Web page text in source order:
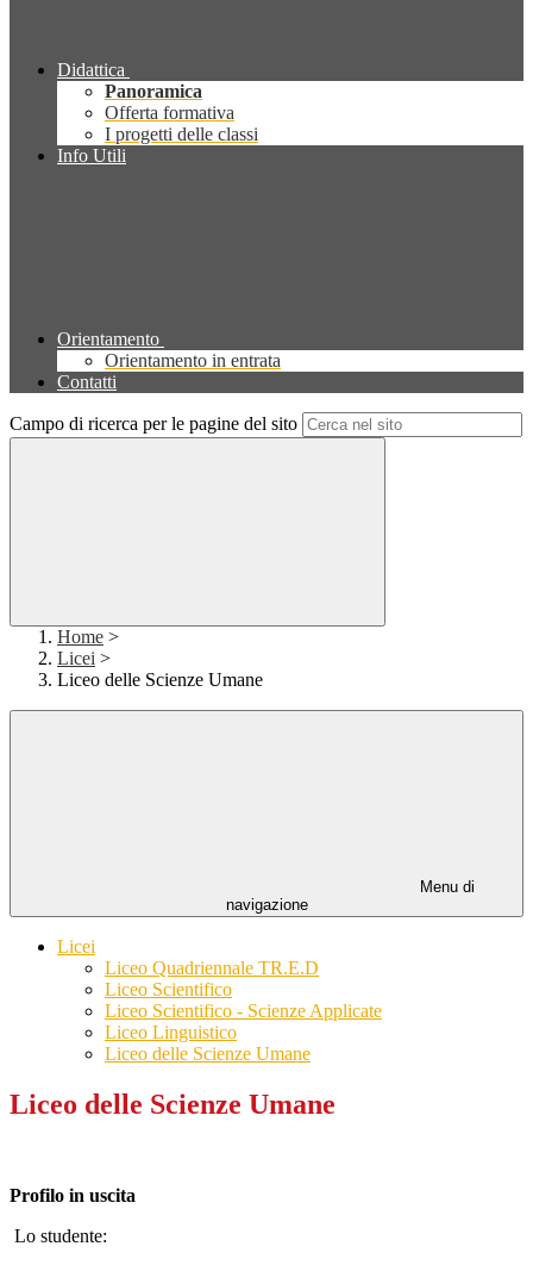
Didattica
Panoramica
Offerta formativa
I progetti delle classi
Info Utili
Orientamento
Orientamento in entrata
Contatti
Campo di ricerca per le pagine del sito
Home >
Licei >
Liceo delle Scienze Umane
Menu di
navigazione
Licei
Liceo Quadriennale TR.E.D
Liceo Scientifico
Liceo Scientifico - Scienze Applicate
Liceo Linguistico
Liceo delle Scienze Umane
Liceo delle Scienze Umane
Profilo in uscita
Lo studente: